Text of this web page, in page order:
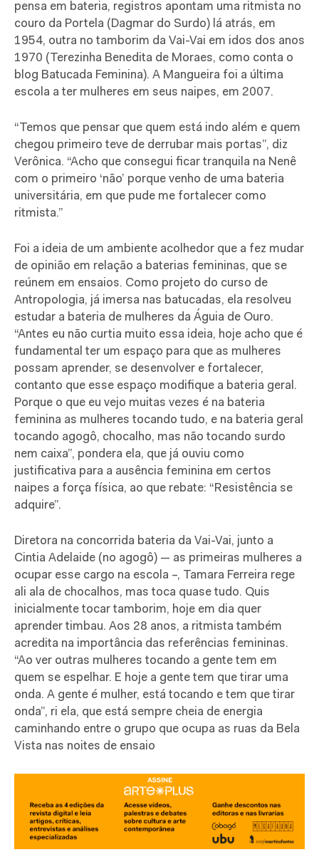
pensa em bateria, registros apontam uma ritmista no
couro da Portela (Dagmar do Surdo) lá atrás, em
1954, outra no tamborim da Vai-Vai em idos dos anos
1970 (Terezinha Benedita de Moraes, como conta o
blog Batucada Feminina). A Mangueira foi a última
escola a ter mulheres em seus naipes, em 2007.
“Temos que pensar que quem está indo além e quem
chegou primeiro teve de derrubar mais portas”, diz
Verônica. “Acho que consegui ficar tranquila na Nenê
com o primeiro ‘não’ porque venho de uma bateria
universitária, em que pude me fortalecer como
ritmista.”
Foi a ideia de um ambiente acolhedor que a fez mudar
de opinião em relação a baterias femininas, que se
reúnem em ensaios. Como projeto do curso de
Antropologia, já imersa nas batucadas, ela resolveu
estudar a bateria de mulheres da Águia de Ouro.
“Antes eu não curtia muito essa ideia, hoje acho que é
fundamental ter um espaço para que as mulheres
possam aprender, se desenvolver e fortalecer,
contanto que esse espaço modifique a bateria geral.
Porque o que eu vejo muitas vezes é na bateria
feminina as mulheres tocando tudo, e na bateria geral
tocando agogô, chocalho, mas não tocando surdo
nem caixa”, pondera ela, que já ouviu como
justificativa para a ausência feminina em certos
naipes a força física, ao que rebate: “Resistência se
adquire”.
Diretora na concorrida bateria da Vai-Vai, junto a
Cintia Adelaide (no agogô) — as primeiras mulheres a
ocupar esse cargo na escola –, Tamara Ferreira rege
ali ala de chocalhos, mas toca quase tudo. Quis
inicialmente tocar tamborim, hoje em dia quer
aprender timbau. Aos 28 anos, a ritmista também
acredita na importância das referências femininas.
“Ao ver outras mulheres tocando a gente tem em
quem se espelhar. E hoje a gente tem que tirar uma
onda. A gente é mulher, está tocando e tem que tirar
onda”, ri ela, que está sempre cheia de energia
caminhando entre o grupo que ocupa as ruas da Bela
Vista nas noites de ensaio